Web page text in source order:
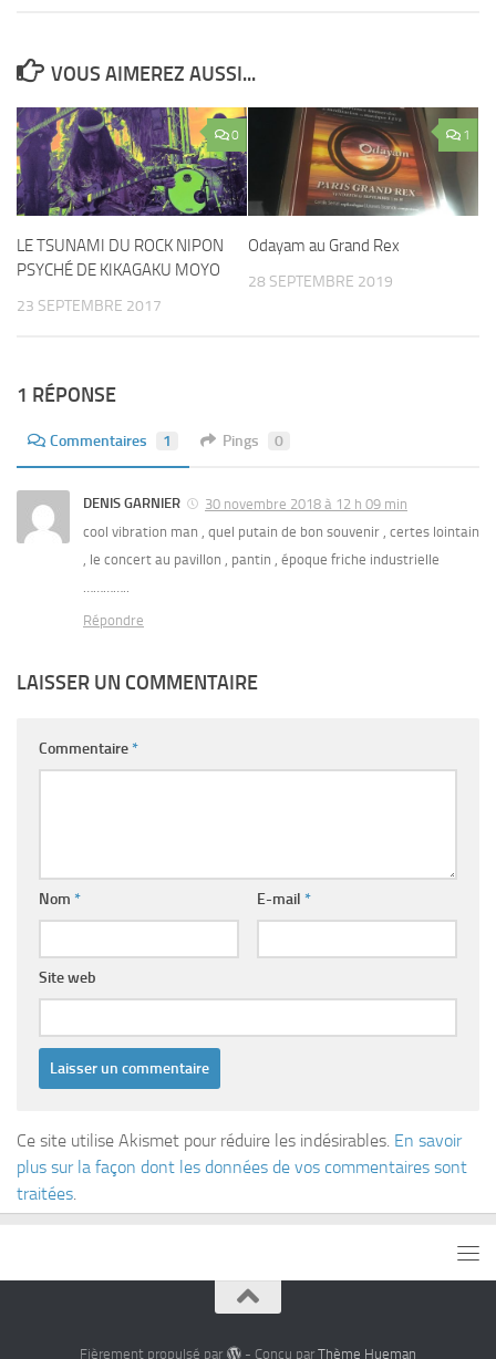
VOUS AIMEREZ AUSSI...
0
LE TSUNAMI DU ROCK NIPON
PSYCHÉ DE KIKAGAKU MOYO
23 SEPTEMBRE 2017
1
Odayam au Grand Rex
28 SEPTEMBRE 2019
1 RÉPONSE
Commentaires 1 Pings 0
DENIS GARNIER
30 novembre 2018 à 12 h 09 min
cool vibration man , quel putain de bon souvenir , certes lointain
, le concert au pavillon , pantin , époque friche industrielle
Répondre
LAISSER UN COMMENTAIRE
Commentaire*
Nom * E-mail *
Site web
Ce site utilise Akismet pour réduire les indésirables. En savoir
plus sur la façon dont les données de vos commentaires sont
traitées
Fièrement propulsé par - Conçu par Thème Hueman